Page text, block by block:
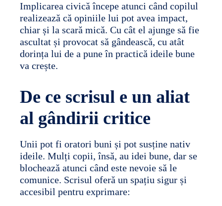
Implicarea civică începe atunci când copilul
realizează că opiniile lui pot avea impact,
chiar și la scară mică. Cu cât el ajunge să fie
ascultat și provocat să gândească, cu atât
dorința lui de a pune în practică ideile bune
va crește.
De ce scrisul e un aliat
al gândirii critice
Unii pot fi oratori buni și pot susține nativ
ideile. Mulți copii, însă, au idei bune, dar se
blochează atunci când este nevoie să le
comunice. Scrisul oferă un spațiu sigur și
accesibil pentru exprimare: